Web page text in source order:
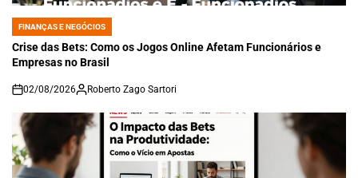
POSTED
IN
FINANÇAS E NEGÓCIOS
Crise das Bets: Como os Jogos Online Afetam Funcionários e
Empresas no Brasil
on
02/08/2026 Roberto Zago Sartori